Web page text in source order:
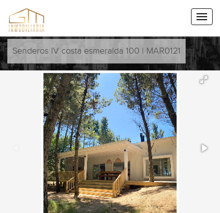
Senderos IV costa esmeralda 100 | MAR0121